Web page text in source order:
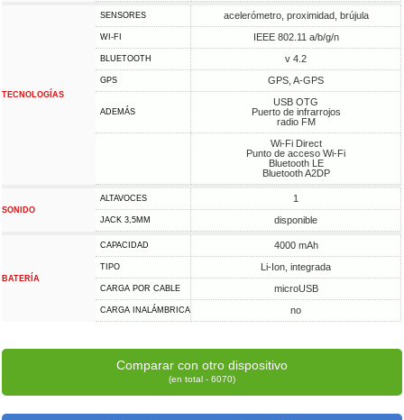
TECNOLOGÍAS
SENSORES acelerómetro, proximidad, brújula
WI-FI IEEE 802.11 a/b/g/n
BLUETOOTH v 4.2
GPS GPS, A-GPS
ADEMÁS
USB OTG
Puerto de infrarrojos
radio FM
Wi-Fi Direct
Punto de acceso Wi-Fi
Bluetooth LE
Bluetooth A2DP
SONIDO
ALTAVOCES 1
JACK 3,5MM disponible
BATERÍA
CAPACIDAD 4000 mAh
TIPO Li-Ion, integrada
CARGA POR CABLE microUSB
CARGA INALÁMBRICA no
Comparar con otro dispositivo
(en total - 6070)